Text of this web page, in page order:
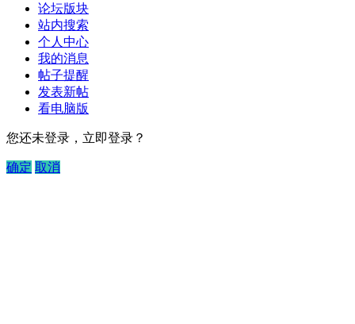
论坛版块
站内搜索
个人中心
我的消息
帖子提醒
发表新帖
看电脑版
您还未登录，立即登录？
确定 取消